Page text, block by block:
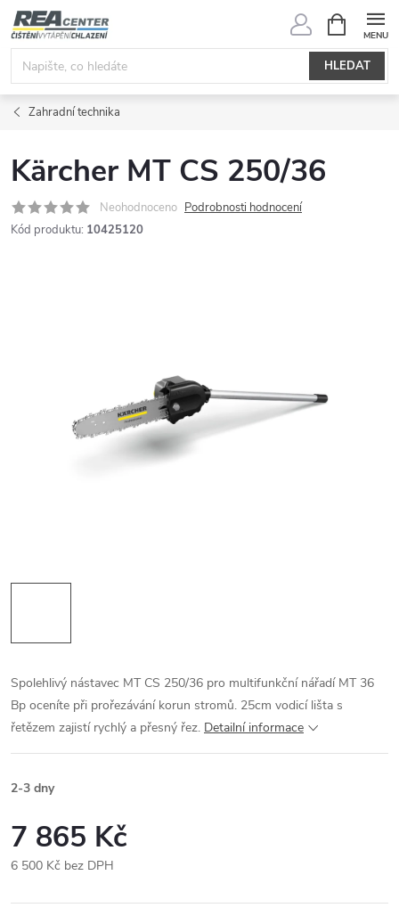
Přejít
na
obsah
HLEDAT
NÁKUPNÍ
KOŠÍK
Zahradní technika
Kärcher MT CS 250/36
Neohodnoceno Podrobnosti hodnocení
Kód produktu: 10425120
Spolehlivý nástavec MT CS 250/36 pro multifunkční nářadí MT 36
Bp oceníte při prořezávání korun stromů. 25cm vodicí lišta s
řetězem zajistí rychlý a přesný řez. Detailní informace
2-3 dny
7 865 Kč
6 500 Kč bez DPH
cena: